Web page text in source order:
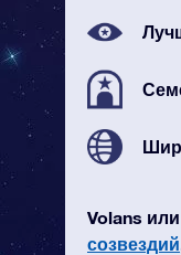
Volans
созвездий